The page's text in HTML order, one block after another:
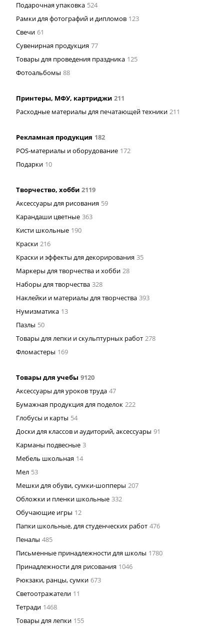
Подарочная упаковка 524
Рамки для фотографий и дипломов 123
Свечи 61
Сувенирная продукция 77
Товары для проведения праздника 125
Фотоальбомы 88
Принтеры, МФУ, картриджи 211
Расходные материалы для печатающей техники 211
Рекламная продукция 182
POS-материалы и оборудование 172
Подарки 10
Творчество, хобби 2119
Аксессуары для рисования 59
Карандаши цветные 363
Кисти школьные 190
Краски 216
Краски и эффекты для декорирования 35
Маркеры для творчества и хобби 28
Наборы для творчества 328
Наклейки и материалы для творчества 393
Нумизматика 13
Пазлы 50
Товары для лепки и скульптурных работ 278
Фломастеры 169
Товары для учебы 9120
Аксессуары для уроков труда 47
Бумажная продукция для поделок 222
Глобусы и карты 54
Доски для классов и аудиторий, аксессуары 91
Карманы подвесные 3
Мебель школьная 14
Мел 53
Мешки для обуви, сумки-шопперы 207
Обложки и пленки школьные 332
Обучающие игры 12
Папки школьные, для студенческих работ 476
Пеналы 485
Письменные принадлежности для школы 1780
Принадлежности для рисования 1046
Рюкзаки, ранцы, сумки 673
Светоотражатели 11
Тетради 1468
Товары для лепки 155